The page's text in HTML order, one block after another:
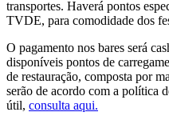
transportes. Haverá pontos
TVDE, para comodidade dos
O pagamento nos bares será
disponíveis pontos de
de restauração, composta por
serão de acordo com a política
útil, consulta aqui.